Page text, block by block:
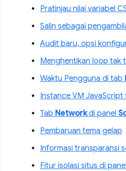
Pratinjau nilai variabel
Salin sebagai
Audit baru, opsi
Menghentikan loop tak
Waktu Pengguna di tab
Instance VM
Tab Networkdi panel
Pembaruan tema gelap
Informasi transparansi
Fitur isolasi situs di panel